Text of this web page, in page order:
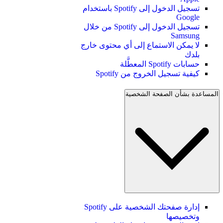
تسجيل الدخول إلى Spotify باستخدام
Google
تسجيل الدخول إلى Spotify من خلال
Samsung
لا يمكن الاستماع إلى أي محتوى خارج
بلدك
حسابات Spotify المعطَّلة
كيفية تسجيل الخروج من Spotify
المساعدة بشأن الصفحة الشخصية
إدارة صفحتك الشخصية على Spotify
وتخصيصها